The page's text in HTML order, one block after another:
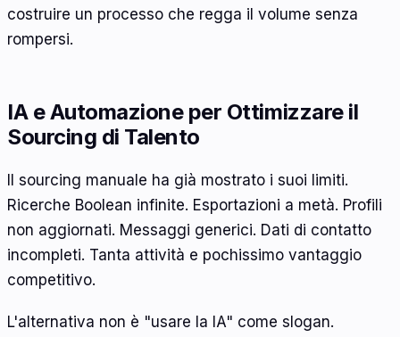
costruire un processo che regga il volume senza
rompersi.
IA e Automazione per Ottimizzare il
Sourcing di Talento
Il sourcing manuale ha già mostrato i suoi limiti.
Ricerche Boolean infinite. Esportazioni a metà. Profili
non aggiornati. Messaggi generici. Dati di contatto
incompleti. Tanta attività e pochissimo vantaggio
competitivo.
L'alternativa non è "usare la IA" come slogan.